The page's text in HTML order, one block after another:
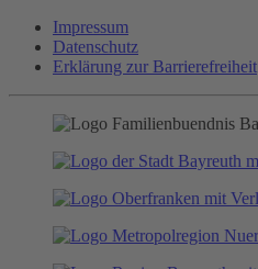
Impressum
Datenschutz
Erklärung zur Barrierefreiheit